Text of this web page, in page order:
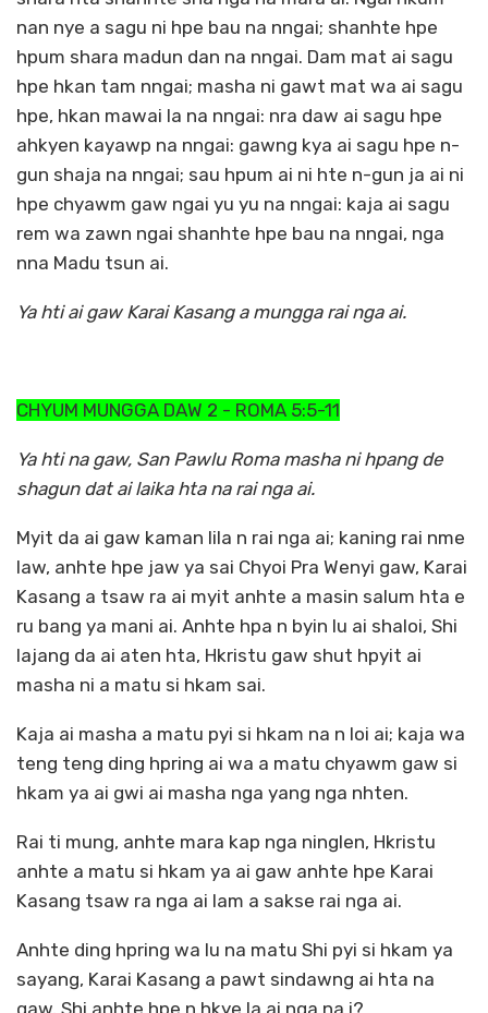
nan nye a sagu ni hpe bau na nngai; shanhte hpe
hpum shara madun dan na nngai. Dam mat ai sagu
hpe hkan tam nngai; masha ni gawt mat wa ai sagu
hpe, hkan mawai la na nngai: nra daw ai sagu hpe
ahkyen kayawp na nngai: gawng kya ai sagu hpe n-
gun shaja na nngai; sau hpum ai ni hte n-gun ja ai ni
hpe chyawm gaw ngai yu yu na nngai: kaja ai sagu
rem wa zawn ngai shanhte hpe bau na nngai, nga
nna Madu tsun ai.
Ya hti ai gaw Karai Kasang a mungga rai nga ai.
CHYUM MUNGGA DAW 2 - ROMA 5:5-11
Ya hti na gaw, San Pawlu Roma masha ni hpang de
shagun dat ai laika hta na rai nga ai.
Myit da ai gaw kaman lila n rai nga ai; kaning rai nme
law, anhte hpe jaw ya sai Chyoi Pra Wenyi gaw, Karai
Kasang a tsaw ra ai myit anhte a masin salum hta e
ru bang ya mani ai. Anhte hpa n byin lu ai shaloi, Shi
lajang da ai aten hta, Hkristu gaw shut hpyit ai
masha ni a matu si hkam sai.
Kaja ai masha a matu pyi si hkam na n loi ai; kaja wa
teng teng ding hpring ai wa a matu chyawm gaw si
hkam ya ai gwi ai masha nga yang nga nhten.
Rai ti mung, anhte mara kap nga ninglen, Hkristu
anhte a matu si hkam ya ai gaw anhte hpe Karai
Kasang tsaw ra nga ai lam a sakse rai nga ai.
Anhte ding hpring wa lu na matu Shi pyi si hkam ya
sayang, Karai Kasang a pawt sindawng ai hta na